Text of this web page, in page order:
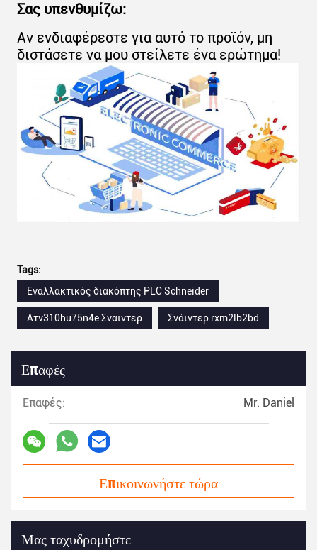
Σας υπενθυμίζω:
Αν ενδιαφέρεστε για αυτό το προϊόν, μη
διστάσετε να μου στείλετε ένα ερώτημα!
Tags:
Εναλλακτικός διακόπτης PLC Schneider
Ατv310hu75n4e Σνάιντερ Σνάιντερ rxm2lb2bd
Επαφές
Επαφές: Mr. Daniel
Επικοινωνήστε τώρα
Μας ταχυδρομήστε